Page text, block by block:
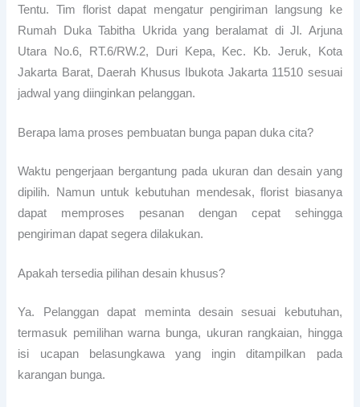
Tentu. Tim florist dapat mengatur pengiriman langsung ke
Rumah Duka Tabitha Ukrida yang beralamat di Jl. Arjuna
Utara No.6, RT.6/RW.2, Duri Kepa, Kec. Kb. Jeruk, Kota
Jakarta Barat, Daerah Khusus Ibukota Jakarta 11510 sesuai
jadwal yang diinginkan pelanggan.
Berapa lama proses pembuatan bunga papan duka cita?
Waktu pengerjaan bergantung pada ukuran dan desain yang
dipilih. Namun untuk kebutuhan mendesak, florist biasanya
dapat memproses pesanan dengan cepat sehingga
pengiriman dapat segera dilakukan.
Apakah tersedia pilihan desain khusus?
Ya. Pelanggan dapat meminta desain sesuai kebutuhan,
termasuk pemilihan warna bunga, ukuran rangkaian, hingga
isi ucapan belasungkawa yang ingin ditampilkan pada
karangan bunga.